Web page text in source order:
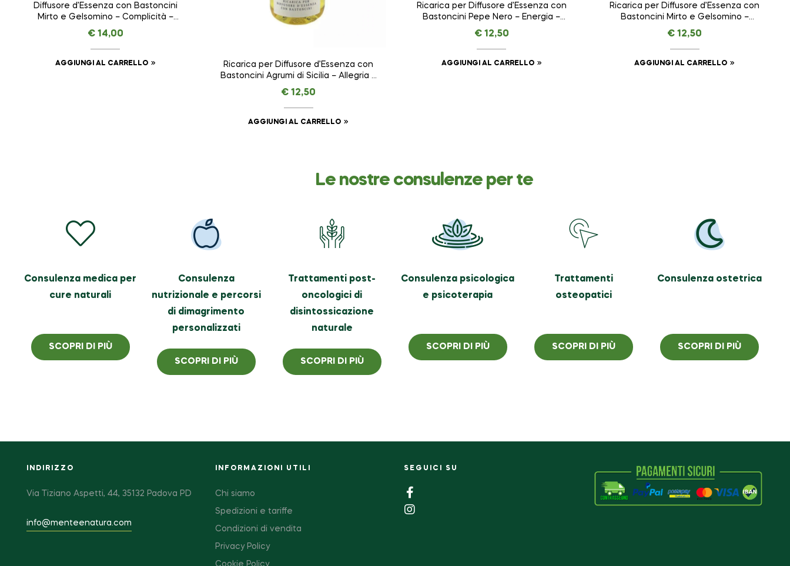
Diffusore d’Essenza con Bastoncini
Mirto e Gelsomino – Complicità –
NASOTERAPIA da 100 ml
€14,00
AGGIUNGI AL CARRELLO
Ricarica per Diffusore d’Essenza con
Bastoncini Agrumi di Sicilia – Allegria –
NASOTERAPIA da 250 ml
€ 12,50
AGGIUNGI AL CARRELLO
Ricarica per Diffusore d’Essenza con
Bastoncini Pepe Nero – Energia –
NASOTERAPIA da 250 ml
€12,50
AGGIUNGI AL CARRELLO
Ricarica per Diffusore d’Essenza con
Bastoncini Mirto e Gelsomino –
Complicità – NASOTERAPIA da 250 ml
€ 12,50
AGGIUNGI AL CARRELLO
Le nostre consulenze per te
Consulenza medica per
cure naturali
SCOPRI DI PIÙ
Consulenza
nutrizionale e percorsi
di dimagrimento
personalizzati
SCOPRI DI PIÙ
Trattamenti post-
oncologici di
disintossicazione
naturale
SCOPRI DI PIÙ
Consulenza psicologica
e psicoterapia
SCOPRI DI PIÙ
Trattamenti
osteopatici
SCOPRI DI PIÙ
Consulenza ostetrica
SCOPRI DI PIÙ
INDIRIZZO
Via Tiziano Aspetti, 44, 35132 Padova PD
info@menteenatura.com
INFORMAZIONI UTILI
Chi siamo
Spedizioni e tariffe
Condizioni di vendita
Privacy Policy
Cookie Policy
SEGUICI SU